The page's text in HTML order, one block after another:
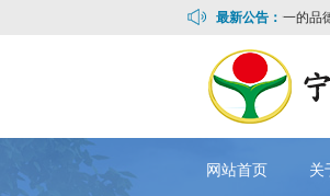
最新公告：
用专注，勤奋拼搏的精神；用诚信，知行合一的品
网站首页 关